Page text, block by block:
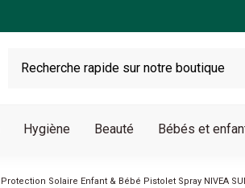
Hygiène Beauté Bébés et
Solaire Enfant & Bébé Pistolet Spray NIVEA